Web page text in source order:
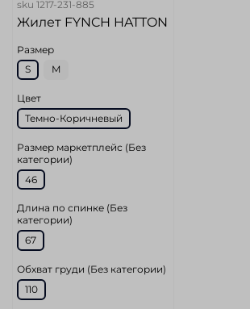
sku 1217-231-885
Жилет FYNCH HATTON
Размер
S
M
Цвет
Темно-Коричневый
Размер маркетплейс (Без
категории)
46
Длина по спинке (Без
категории)
67
Обхват груди (Без категории)
110